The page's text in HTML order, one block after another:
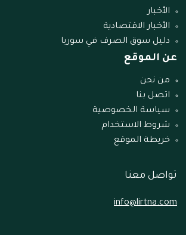
الأخبار
الأخبار الاقتصادية
دليل سوق الصرف في سوريا
عن الموقع
من نحن
اتصل بنا
سياسة الخصوصية
شروط الاستخدام
خريطة الموقع
تواصل معنا
info@lirtna.com